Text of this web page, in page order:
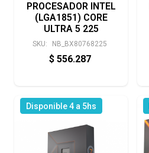
PROCESADOR INTEL
(LGA1851) CORE
ULTRA 5 225
SKU: NB_BX80768225
$ 556.287
Disponible 4 a 5hs